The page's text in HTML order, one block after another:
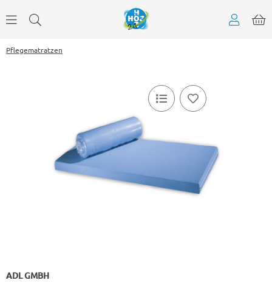
Pflegematratzen
ADL GMBH